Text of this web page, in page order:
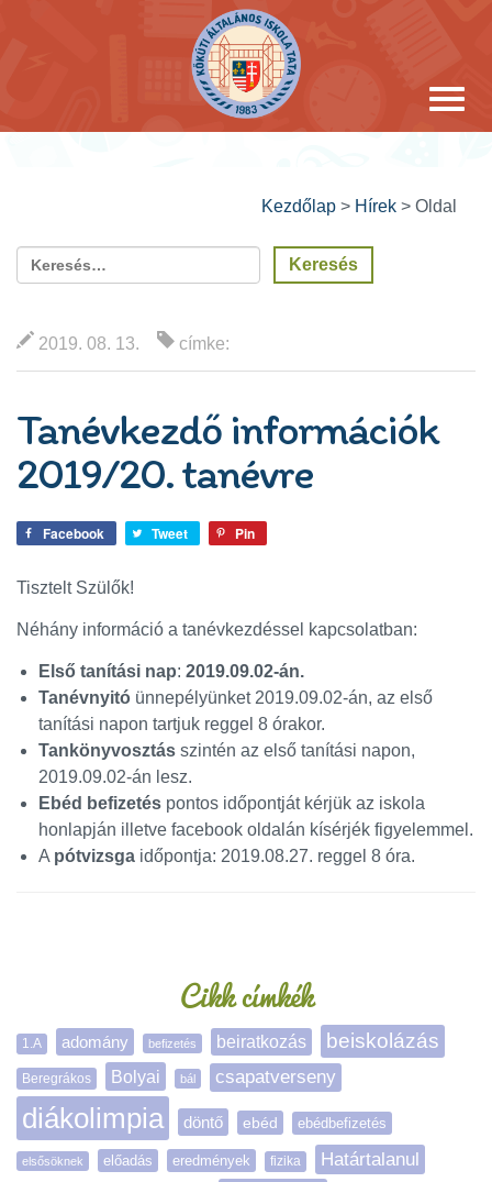
Kezdőlap > Hírek > Oldal
2019. 08. 13. címke:
Tanévkezdő információk
2019/20. tanévre
Facebook Tweet Pin
Tisztelt Szülők!
Néhány információ a tanévkezdéssel kapcsolatban:
Első tanítási nap: 2019.09.02-án.
Tanévnyitó ünnepélyünket 2019.09.02-án, az első
tanítási napon tartjuk reggel 8 órakor.
Tankönyvosztás szintén az első tanítási napon,
2019.09.02-án lesz.
Ebéd befizetés pontos időpontját kérjük az iskola
honlapján illetve facebook oldalán kísérjék figyelemmel.
A pótvizsga időpontja: 2019.08.27. reggel 8 óra.
Cikk címkék
1.A adomány befizetés beiratkozás beiskolázás
Beregrákos Bolyai bál csapatverseny
diákolimpia döntő ebéd ebédbefizetés
elsősöknek előadás eredmények fizika Határtalanul